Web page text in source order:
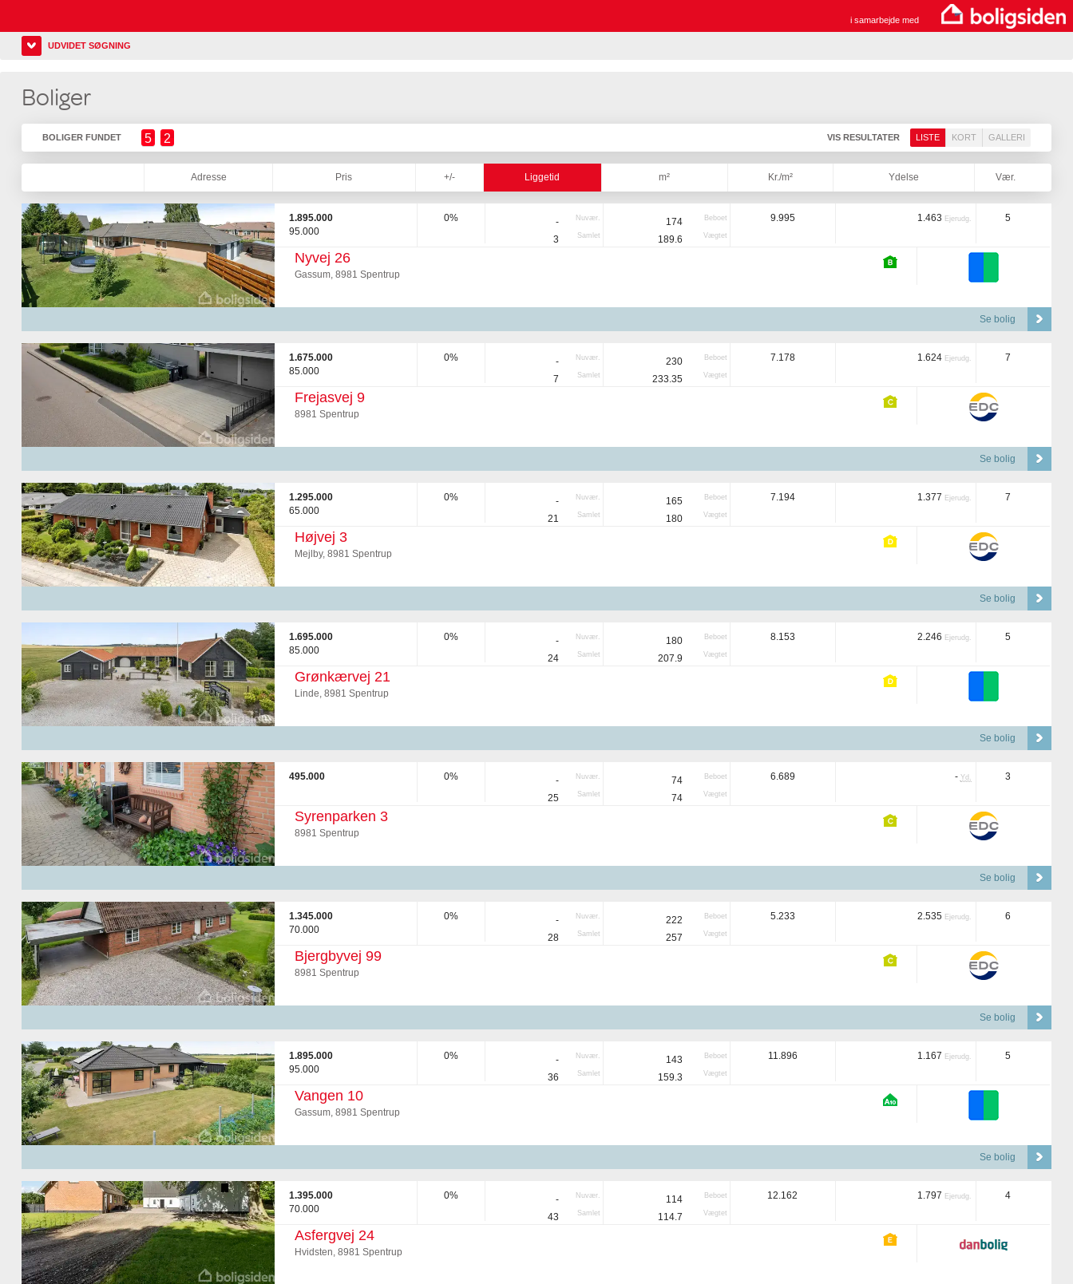
i samarbejde med
UDVIDET SØGNING
Boliger
BOLIGER FUNDET 5 2 VIS RESULTATER LISTE KORT GALLERI
Adresse Pris +/- Liggetid m² Kr./m² Ydelse Vær.
1.895.000
95.000
0% - Nuvær.
3 Samlet
174 Beboet
189.6 Vægtet
9.995 1.463 Ejerudg. 5
Nyvej 26
Gassum, 8981 Spentrup
Se bolig
1.675.000
85.000
0% - Nuvær.
7 Samlet
230 Beboet
233.35 Vægtet
7.178 1.624 Ejerudg. 7
Frejasvej 9
8981 Spentrup
Se bolig
1.295.000
65.000
0% - Nuvær.
21 Samlet
165 Beboet
180 Vægtet
7.194 1.377 Ejerudg. 7
Højvej 3
Mejlby, 8981 Spentrup
Se bolig
1.695.000
85.000
0% - Nuvær.
24 Samlet
180 Beboet
207.9 Vægtet
8.153 2.246 Ejerudg. 5
Grønkærvej 21
Linde, 8981 Spentrup
Se bolig
495.000 0% - Nuvær.
25 Samlet
74 Beboet
74 Vægtet
6.689 - Yd. 3
Syrenparken 3
8981 Spentrup
Se bolig
1.345.000
70.000
0% - Nuvær.
28 Samlet
222 Beboet
257 Vægtet
5.233 2.535 Ejerudg. 6
Bjergbyvej 99
8981 Spentrup
Se bolig
1.895.000
95.000
0% - Nuvær.
36 Samlet
143 Beboet
159.3 Vægtet
11.896 1.167 Ejerudg. 5
Vangen 10
Gassum, 8981 Spentrup
Se bolig
1.395.000
70.000
0% - Nuvær.
43 Samlet
114 Beboet
114.7 Vægtet
12.162 1.797 Ejerudg. 4
Asfergvej 24
Hvidsten, 8981 Spentrup